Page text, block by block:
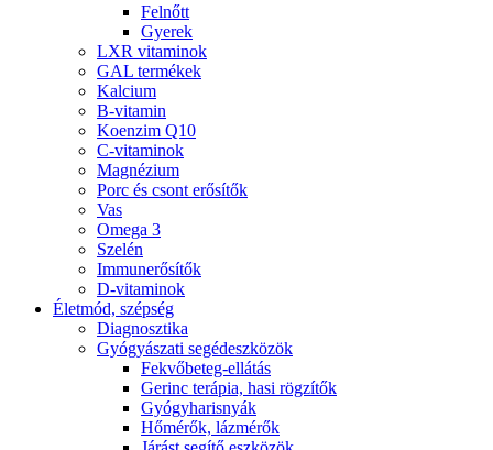
Felnőtt
Gyerek
LXR vitaminok
GAL termékek
Kalcium
B-vitamin
Koenzim Q10
C-vitaminok
Magnézium
Porc és csont erősítők
Vas
Omega 3
Szelén
Immunerősítők
D-vitaminok
Életmód, szépség
Diagnosztika
Gyógyászati segédeszközök
Fekvőbeteg-ellátás
Gerinc terápia, hasi rögzítők
Gyógyharisnyák
Hőmérők, lázmérők